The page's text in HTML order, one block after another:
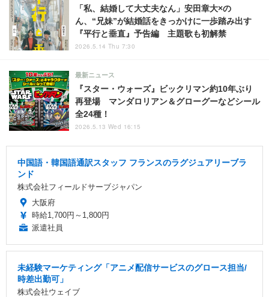
「私、結婚して大丈夫なん」安田章大×の
ん、“兄妹”が結婚話をきっかけに一歩踏み出す
『平行と垂直』予告編 主題歌も初解禁
2026.5.14 Thu 7:30
『スター・ウォーズ』ビックリマン約10年ぶり
再登場 マンダロリアン＆グローグーなどシール
全24種！
最新ニュース
2026.5.13 Wed 16:15
中国語・韓国語通訳スタッフ フランスのラグジュアリーブラ
ンド
株式会社フィールドサーブジャパン
大阪府
時給1,700円～1,800円
派遣社員
未経験マーケティング「アニメ配信サービスのグロース担当/
時差出勤可」
株式会社ウェイブ